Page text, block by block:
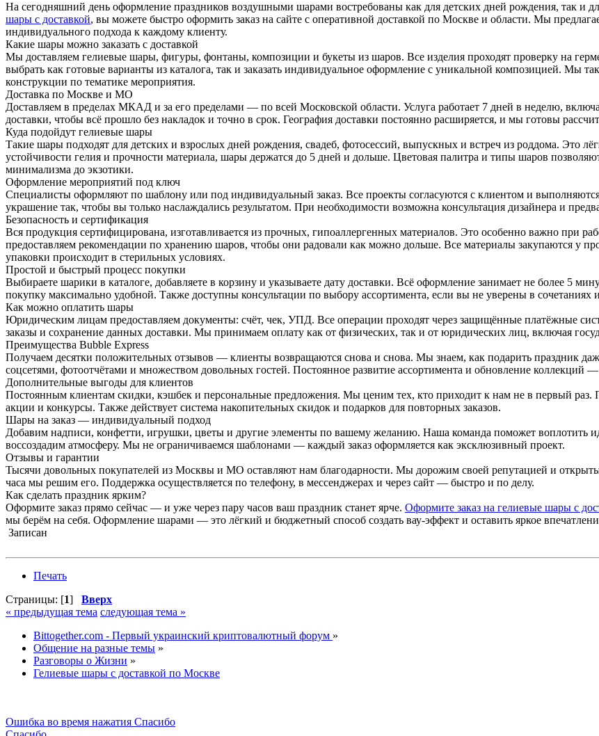
На сегодняшний день оформление праздников воздушными шарами востребованы как для детских дней рождения, так и
шары с доставкой, вы можете быстро оформить заказ на сайте с оперативной доставкой по Москве и области. Мы
индивидуального подхода к каждому клиенту.
Какие шары можно заказать с доставкой
Мы доставляем гелиевые шары, фигуры, фонтаны, композиции и букеты из шаров. Все изделия проходят проверку на
выбрать как готовые варианты из каталога, так и заказать индивидуальное оформление с уникальной композицией. Мы
конструкции по тематике мероприятия.
Доставка по Москве и МО
Доставляем в пределах МКАД и за его пределами — по всей Московской области. Услуга работает 7 дней в неделю,
доставки, чтобы всё прошло без накладок и точно в срок. География доставки постоянно расширяется, и мы готовы
Куда подойдут гелиевые шары
Такие шары подходят для детских и взрослых дней рождения, свадеб, фотосессий, выпускных и встреч из роддома. Это
устойчивости гелия и прочности материала, шары держатся до 5 дней и дольше. Цветовая палитра и типы шаров
минимализма до экзотики.
Оформление мероприятий под ключ
Специалисты оформляют по шаблону или под индивидуальный заказ. Все проекты согласуются с клиентом и
украшение так, чтобы вы только наслаждались результатом. При необходимости возможна консультация дизайнера и
Безопасность и сертификация
Вся продукция сертифицирована, изготавливается из прочных, гипоаллергенных материалов. Это особенно важно при
предоставляем рекомендации по хранению шаров, чтобы они радовали как можно дольше. Все материалы закупаются у
упаковки происходит в стерильных условиях.
Простой и быстрый процесс покупки
Выбираете шарики в каталоге, добавляете в корзину и указываете дату доставки. Всё оформление занимает не более 5
покупку максимально удобной. Также доступны консультации по выбору ассортимента, если вы не уверены в сочетаниях
Как можно оплатить шары
Юридическим лицам предоставляем документы: счёт, чек, УПД. Все операции проходят через защищённые платёжные
заказы и сохранение данных доставки. Мы принимаем оплату как от физических, так и от юридических лиц, включая
Преимущества Bubble Express
Получаем десятки положительных отзывов — клиенты возвращаются снова и снова. Мы знаем, как подарить праздник
соцсетями, фотоотчётами и множеством довольных гостей. Постоянное развитие ассортимента и обновление коллекций
Дополнительные выгоды для клиентов
Постоянным клиентам скидки, кэшбек и персональные предложения. Мы ценим тех, кто приходит к нам не в первый
акции и конкурсы. Также действует система накопительных скидок и подарков для повторных заказов.
Шары на заказ — индивидуальный подход
Добавим надписи, конфетти, игрушки, цветы и другие элементы по вашему желанию. Наша команда поможет
воссоздадим атмосферу. Мы не ограничиваемся шаблонами — каждый заказ оформляется как эксклюзивный проект.
Отзывы и гарантии
Тысячи довольных покупателей из Москвы и МО оставляют нам благодарности. Мы дорожим своей репутацией и
часа мы решим его. Поддержка осуществляется по телефону, в мессенджерах и через сайт — быстро и по делу.
Как сделать праздник ярким?
Оформите заказ прямо сейчас — и уже через пару часов ваш праздник станет ярче. Оформите заказ на гелиевые шары с
мы берём на себя. Оформление шарами — это лёгкий и бюджетный способ создать вау-эффект и оставить яркое
Записан
Печать
Страницы: [1] Вверх
« предыдущая тема следующая тема »
Bittogether.com - Первый украинский криптовалютный форум »
Общение на разные темы »
Разговоры о Жизни »
Гелиевые шары с доставкой по Москве
Ошибка во время нажатия Спасибо